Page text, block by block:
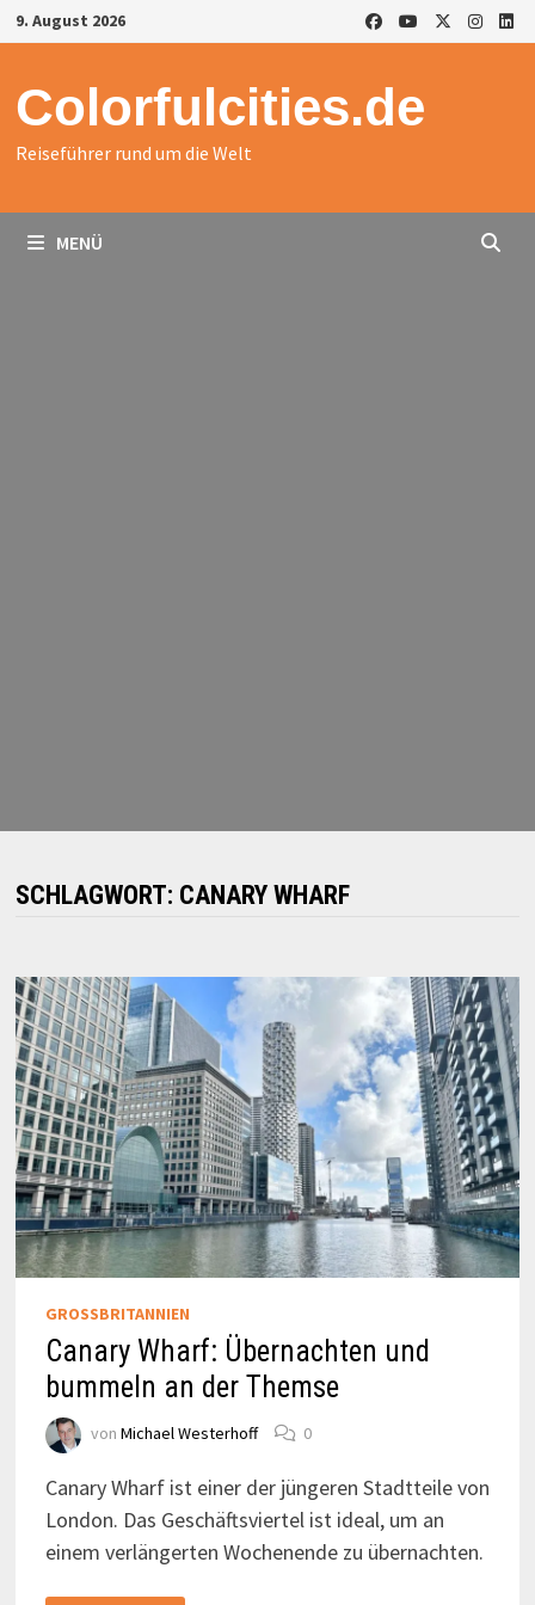
Zurück
zum
9. August 2026
Colorfulcities.de
Reiseführer rund um die Welt
MENÜ
SCHLAGWORT: CANARY WHARF
GROSSBRITANNIEN
Canary Wharf: Übernachten und
bummeln an der Themse
von Michael Westerhoff 0
Canary Wharf ist einer der jüngeren Stadtteile von
London. Das Geschäftsviertel ist ideal, um an
einem verlängerten Wochenende zu übernachten.